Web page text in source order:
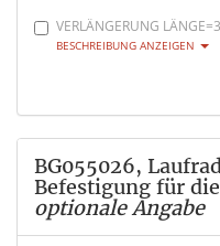
VERLÄNGERUNG
BESCHREIBUNG ANZEIGEN
BG055026,
Befestigung für
optionale Angabe